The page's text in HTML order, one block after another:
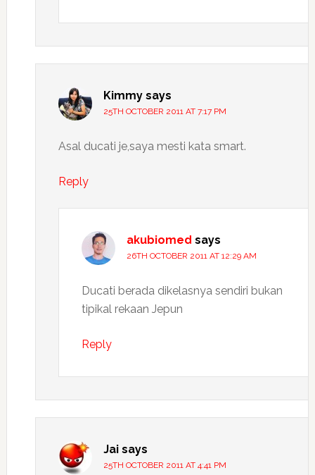
Kimmy says
25TH OCTOBER 2011 AT 7:17 PM
Asal ducati je,saya mesti kata smart.
Reply
akubiomed says
26TH OCTOBER 2011 AT 12:29 AM
Ducati berada dikelasnya sendiri bukan
tipikal rekaan Jepun
Reply
Jai says
25TH OCTOBER 2011 AT 4:41 PM